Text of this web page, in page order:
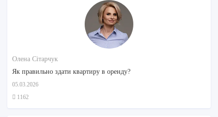
Олена Сітарчук
Як правильно здати квартиру в оренду?
05.03.2026
1162